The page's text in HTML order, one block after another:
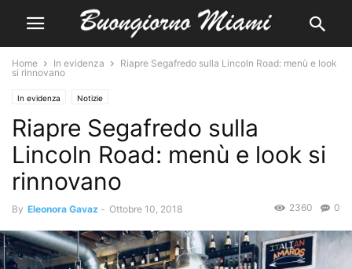
Home In evidenza
Riapre Segafredo sulla Lincoln Road: menù e look
si rinnovano
In evidenza Notizie
Riapre Segafredo sulla
Lincoln Road: menù e look si
rinnovano
By Eleonora Gavaz - Ottobre 10, 2018 0
2360